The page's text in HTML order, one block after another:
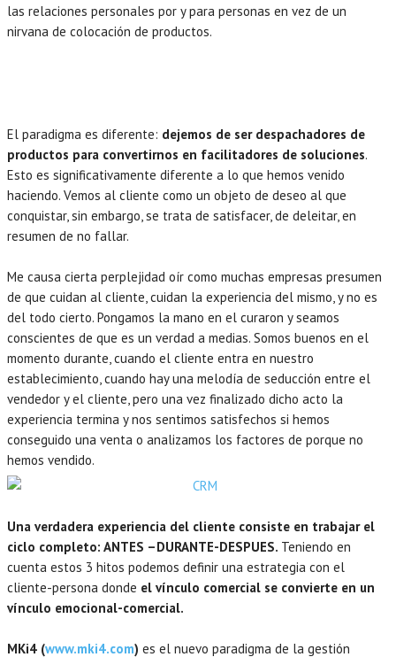
las relaciones personales por y para personas en vez de un
nirvana de colocación de productos.
El paradigma es diferente: dejemos de ser despachadores de
productos para convertirnos en facilitadores de soluciones.
Esto es significativamente diferente a lo que hemos venido
haciendo. Vemos al cliente como un objeto de deseo al que
conquistar, sin embargo, se trata de satisfacer, de deleitar, en
resumen de no fallar.
Me causa cierta perplejidad oír como muchas empresas presumen
de que cuidan al cliente, cuidan la experiencia del mismo, y no es
del todo cierto. Pongamos la mano en el curaron y seamos
conscientes de que es un verdad a medias. Somos buenos en el
momento durante, cuando el cliente entra en nuestro
establecimiento, cuando hay una melodía de seducción entre el
vendedor y el cliente, pero una vez finalizado dicho acto la
experiencia termina y nos sentimos satisfechos si hemos
conseguido una venta o analizamos los factores de porque no
hemos vendido.
Una verdadera experiencia del cliente consiste en trabajar el
ciclo completo: ANTES –DURANTE-DESPUES. Teniendo en
cuenta estos 3 hitos podemos definir una estrategia con el
cliente-persona donde el vínculo comercial se convierte en un
vínculo emocional-comercial.
MKi4 (www.mki4.com) es el nuevo paradigma de la gestión